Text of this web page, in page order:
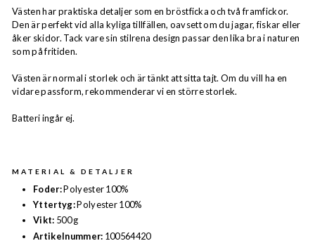
Västen har praktiska detaljer som en bröstficka och två framfickor.
Den är perfekt vid alla kyliga tillfällen, oavsett om du jagar, fiskar eller
åker skidor. Tack vare sin stilrena design passar den lika bra i naturen
som på fritiden.
Västen är normal i storlek och är tänkt att sitta tajt. Om du vill ha en
vidare passform, rekommenderar vi en större storlek.
Batteri ingår ej.
MATERIAL & DETALJER
Foder:Polyester 100%
Yttertyg:Polyester 100%
Vikt: 500 g
Artikelnummer: 100564420